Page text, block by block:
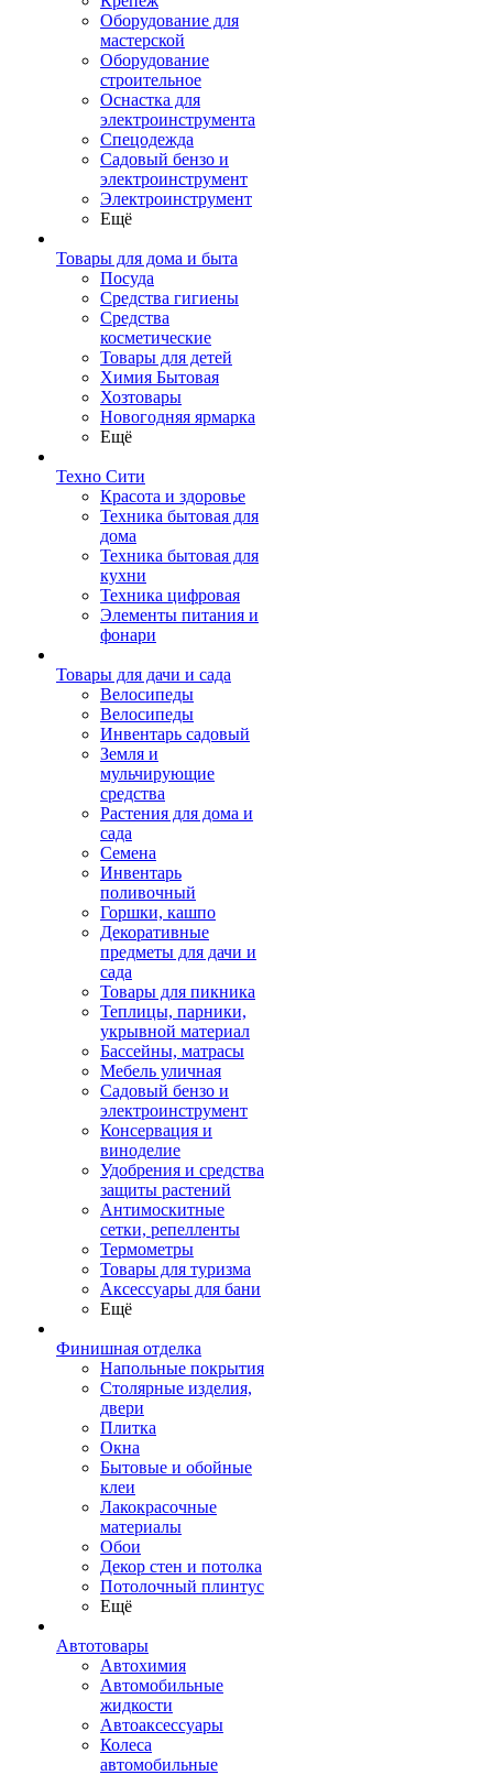
Оборудование для
мастерской
Оборудование
строительное
Оснастка для
электроинструмента
Спецодежда
Садовый бензо и
электроинструмент
Электроинструмент
Ещё
Товары для дома и быта
Посуда
Средства гигиены
Средства
косметические
Товары для детей
Химия Бытовая
Хозтовары
Новогодняя ярмарка
Ещё
Техно Сити
Красота и здоровье
Техника бытовая для
дома
Техника бытовая для
кухни
Техника цифровая
Элементы питания и
фонари
Товары для дачи и сада
Велосипеды
Велосипеды
Инвентарь садовый
Земля и
мульчирующие
средства
Растения для дома и
сада
Семена
Инвентарь
поливочный
Горшки, кашпо
Декоративные
предметы для дачи и
сада
Товары для пикника
Теплицы, парники,
укрывной материал
Бассейны, матрасы
Мебель уличная
Садовый бензо и
электроинструмент
Консервация и
виноделие
Удобрения и средства
защиты растений
Антимоскитные
сетки, репелленты
Термометры
Товары для туризма
Аксессуары для бани
Ещё
Финишная отделка
Напольные покрытия
Столярные изделия,
двери
Плитка
Окна
Бытовые и обойные
клеи
Лакокрасочные
материалы
Обои
Декор стен и потолка
Потолочный плинтус
Ещё
Автотовары
Автохимия
Автомобильные
жидкости
Автоаксессуары
Колеса
автомобильные